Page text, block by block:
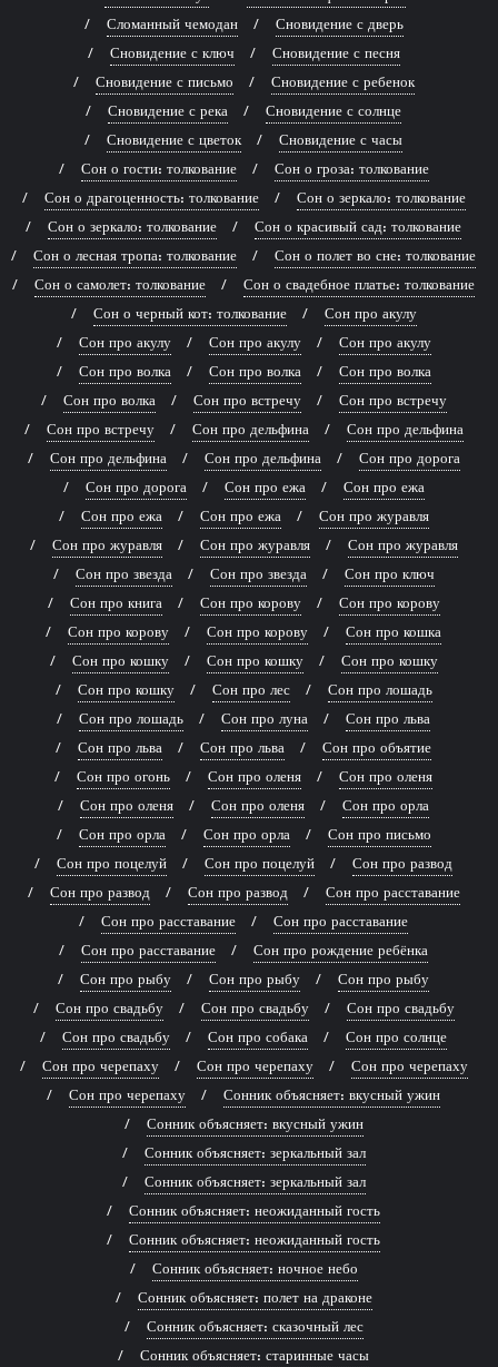
Сломанный чемодан
Сновидение с дверь
Сновидение с ключ
Сновидение с песня
Сновидение с письмо
Сновидение с ребенок
Сновидение с река
Сновидение с солнце
Сновидение с цветок
Сновидение с часы
Сон о гости: толкование
Сон о гроза: толкование
Сон о драгоценность: толкование
Сон о зеркало: толкование
Сон о зеркало: толкование
Сон о красивый сад: толкование
Сон о лесная тропа: толкование
Сон о полет во сне: толкование
Сон о самолет: толкование
Сон о свадебное платье: толкование
Сон о черный кот: толкование
Сон про акулу
Сон про акулу
Сон про акулу
Сон про акулу
Сон про волка
Сон про волка
Сон про волка
Сон про волка
Сон про встречу
Сон про встречу
Сон про встречу
Сон про дельфина
Сон про дельфина
Сон про дельфина
Сон про дельфина
Сон про дорога
Сон про дорога
Сон про ежа
Сон про ежа
Сон про ежа
Сон про ежа
Сон про журавля
Сон про журавля
Сон про журавля
Сон про журавля
Сон про звезда
Сон про звезда
Сон про ключ
Сон про книга
Сон про корову
Сон про корову
Сон про корову
Сон про корову
Сон про кошка
Сон про кошку
Сон про кошку
Сон про кошку
Сон про кошку
Сон про лес
Сон про лошадь
Сон про лошадь
Сон про луна
Сон про льва
Сон про льва
Сон про льва
Сон про объятие
Сон про огонь
Сон про оленя
Сон про оленя
Сон про оленя
Сон про оленя
Сон про орла
Сон про орла
Сон про орла
Сон про письмо
Сон про поцелуй
Сон про поцелуй
Сон про развод
Сон про развод
Сон про развод
Сон про расставание
Сон про расставание
Сон про расставание
Сон про расставание
Сон про рождение ребёнка
Сон про рыбу
Сон про рыбу
Сон про рыбу
Сон про свадьбу
Сон про свадьбу
Сон про свадьбу
Сон про свадьбу
Сон про собака
Сон про солнце
Сон про черепаху
Сон про черепаху
Сон про черепаху
Сон про черепаху
Сонник объясняет: вкусный ужин
Сонник объясняет: вкусный ужин
Сонник объясняет: зеркальный зал
Сонник объясняет: зеркальный зал
Сонник объясняет: неожиданный гость
Сонник объясняет: неожиданный гость
Сонник объясняет: ночное небо
Сонник объясняет: полет на драконе
Сонник объясняет: сказочный лес
Сонник объясняет: старинные часы